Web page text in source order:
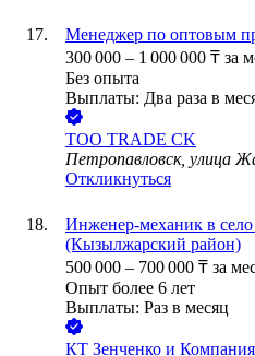
Менеджер по оптовым
300 000 – 1 000 000 ₸ за
Без опыта
Выплаты: Два раза в
ТОО TRADE CK
Петропавловск, улица
Откликнуться
Инженер-механик в
(Кызылжарский район)
500 000 – 700 000 ₸ за
Опыт более 6 лет
Выплаты: Раз в месяц
КТ Зенченко и Компания